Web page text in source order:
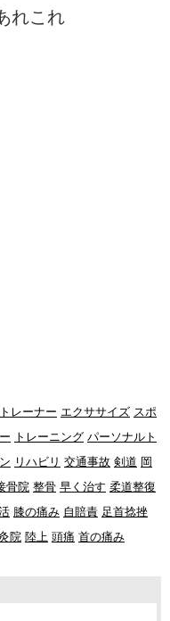
れこれ
レーナー エクササイズ スポ
トレーニング パーソナルト
リハビリ 交通事故 剣道 岡
骨院 整骨 早く治す 柔道整復
膝の痛み 自賠責 足首捻挫
院 陸上 頭痛 首の痛み